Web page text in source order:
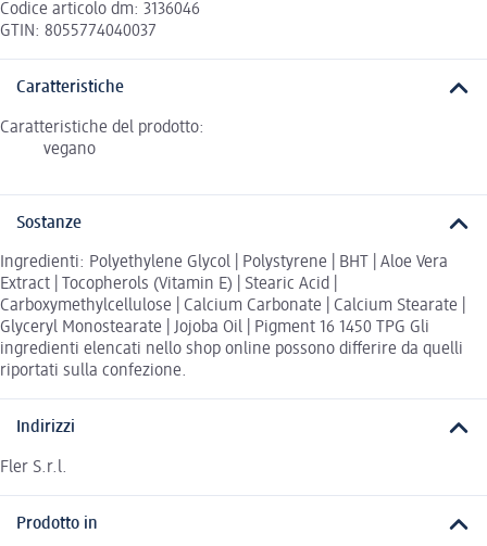
Codice articolo dm: 3136046
GTIN: 8055774040037
Caratteristiche
Caratteristiche del prodotto:
vegano
Sostanze
Ingredienti: Polyethylene Glycol | Polystyrene | BHT | Aloe Vera
Extract | Tocopherols (Vitamin E) | Stearic Acid |
Carboxymethylcellulose | Calcium Carbonate | Calcium Stearate |
Glyceryl Monostearate | Jojoba Oil | Pigment 16 1450 TPG Gli
ingredienti elencati nello shop online possono differire da quelli
riportati sulla confezione.
Indirizzi
Fler S.r.l.
Prodotto in